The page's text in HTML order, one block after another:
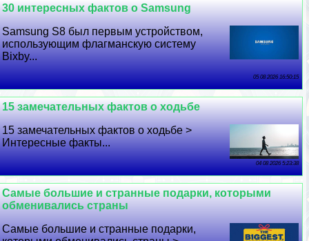
30 интересных фактов о Samsung
Samsung S8 был первым устройством,
использующим флагманскую систему
Bixby...
05 08 2026 16:50:15
15 замечательных фактов о ходьбе
15 замечательных фактов о ходьбе >
Интересные факты...
04 08 2026 5:23:38
Самые большие и странные подарки, которыми
обменивались страны
Самые большие и странные подарки,